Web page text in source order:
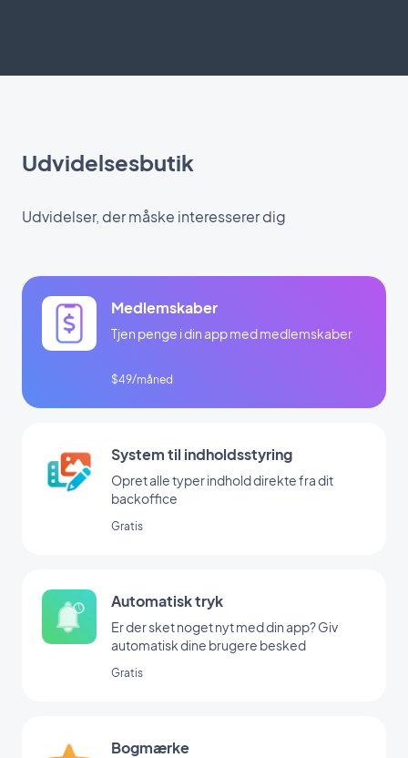
Udvidelsesbutik
Udvidelser, der måske interesserer dig
Medlemskaber
Tjen penge i din app med medlemskaber
$49/måned
System til indholdsstyring
Opret alle typer indhold direkte fra dit
backoffice
Gratis
Automatisk tryk
Er der sket noget nyt med din app? Giv
automatisk dine brugere besked
Gratis
Bogmærke